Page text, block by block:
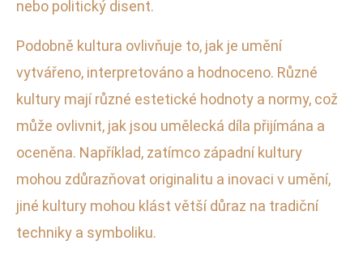
nebo politický disent.
Podobně kultura ovlivňuje to, jak je umění
vytvářeno, interpretováno a hodnoceno. Různé
kultury mají různé estetické hodnoty a normy, což
může ovlivnit, jak jsou umělecká díla přijímána a
oceněna. Například, zatímco západní kultury
mohou zdůrazňovat originalitu a inovaci v umění,
jiné kultury mohou klást větší důraz na tradiční
techniky a symboliku.